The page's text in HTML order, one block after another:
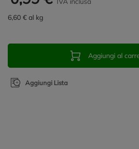
6,60 € al kg
Aggiungi al
Aggiungi Lista